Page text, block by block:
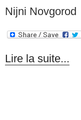
Nijni Novgorod
Lire la suite...